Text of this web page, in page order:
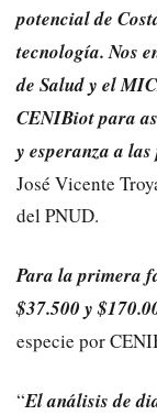
potencial de
tecnología. Nos
de Salud y el
CENIBiot para
y esperanza a
José Vicente
del PNUD.
Para la primera
$37.500 y
especie por
“El análisis de